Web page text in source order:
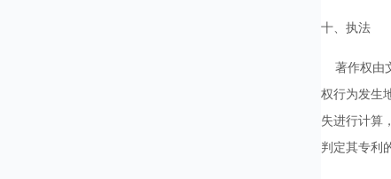
十、执法
著作权由
权行为发生
失进行计算
判定其专利